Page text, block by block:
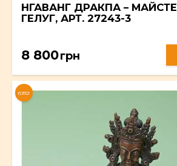
НГАВАНГ ДРАКПА –
ГЕЛУГ, АРТ. 27243-3
8 800грн
NEW